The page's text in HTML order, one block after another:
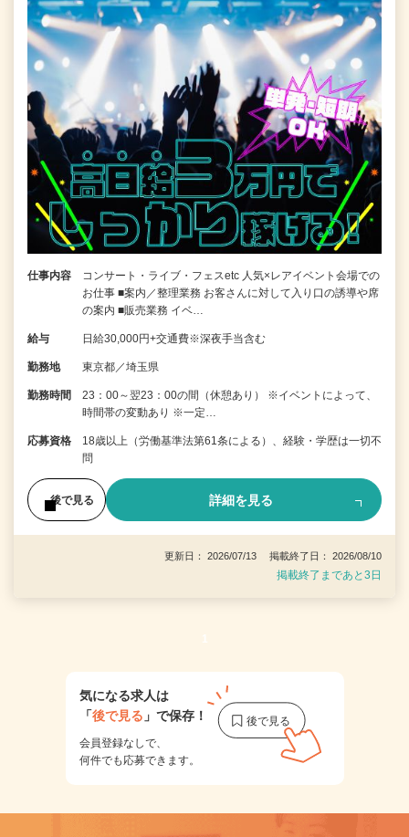
仕事内容
コンサート・ライブ・フェスetc 人気×レアイベント会場での
お仕事 ■案内／整理業務 お客さんに対して入り口の誘導や席
の案内 ■販売業務 イベ…
給与 日給30,000円+交通費※深夜手当含む
勤務地 東京都／埼玉県
勤務時間
23：00～翌23：00の間（休憩あり） ※イベントによって、
時間帯の変動あり ※一定…
応募資格
18歳以上（労働基準法第61条による）、経験・学歴は一切不
問
後で見る 詳細を見る
更新日： 2026/07/13 掲載終了日： 2026/08/10
掲載終了まであと3日
1
気になる求人は
「後で見る 」で保存！
会員登録なしで、
何件でも応募できます。